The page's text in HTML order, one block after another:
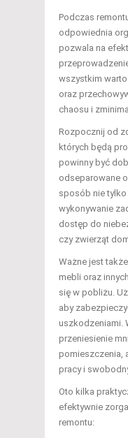
Podczas
odpowiednia
pozwala na
wszystkim warto
oraz
chaosu i
Rozpocznij od
których będą
powinny być
odseparowane
sposób nie
wykonywanie
dostęp do
czy zwierząt
Ważne jest
mebli oraz
się w pobliżu.
aby
uszkodzeniami.
przeniesienie
pomieszczenia,
pracy i
Oto kilka
efektywnie
remontu: